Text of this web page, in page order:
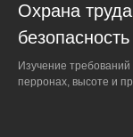
Охрана
Изучение
перронах, высоте и